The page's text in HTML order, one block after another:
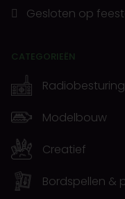
Gesloten op
CATEGORIEËN
Radiobesturing
Modelbouw
Creatief
Bordspellen &